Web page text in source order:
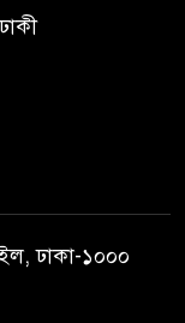
ঢাকা-১০০০